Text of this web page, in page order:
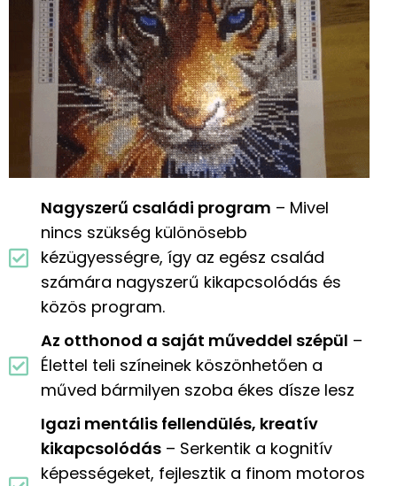
Nagyszerű családi program – Mivel
nincs szükség különösebb
kézügyességre, így az egész család
számára nagyszerű kikapcsolódás és
közös program.
Az otthonod a saját műveddel szépül –
Élettel teli színeinek köszönhetően a
műved bármilyen szoba ékes dísze lesz
Igazi mentális fellendülés, kreatív
kikapcsolódás – Serkentik a kognitív
képességeket, fejlesztik a finom motoros